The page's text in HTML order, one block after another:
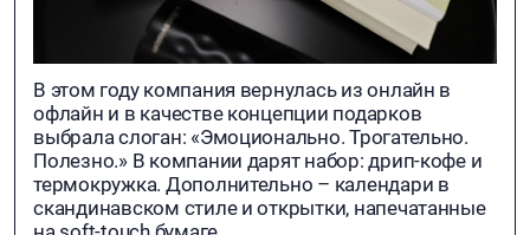
В этом году компания вернулась из онлайн в
офлайн и в качестве концепции подарков
выбрала слоган: «Эмоционально. Трогательно.
Полезно.» В компании дарят набор: дрип-кофе и
термокружка. Дополнительно – календари в
скандинавском стиле и открытки, напечатанные